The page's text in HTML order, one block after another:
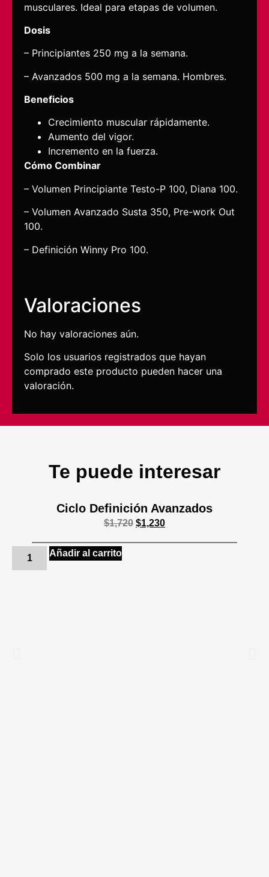
musculares. Ideal para etapas de volumen.
Dosis
– Principiantes 250 mg a la semana.
– Avanzados 500 mg a la semana. Hombres.
Beneficios
Crecimiento muscular rápidamente.
Aumento del vigor.
Incremento en la fuerza.
Cómo Combinar
– Volumen Principiante Testo-P 100, Diana 100.
– Volumen Avanzado Susta 350, Pre-work Out
100.
– Definición Winny Pro 100.
Valoraciones
No hay valoraciones aún.
Solo los usuarios registrados que hayan
comprado este producto pueden hacer una
valoración.
Te puede interesar
Ciclo Definición Avanzados
$1,720 $1,230
Añadir al carrito